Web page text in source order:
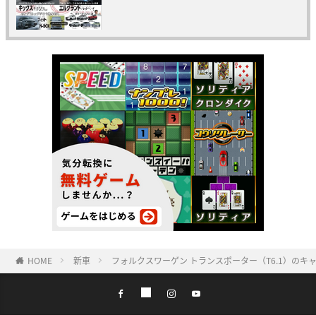
HOME 新車 フォルクスワーゲン トランスポーター（T6.1）の